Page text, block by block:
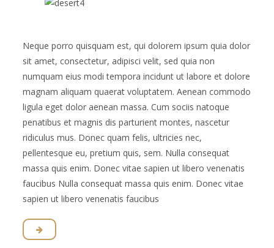
Neque porro quisquam est, qui dolorem ipsum quia dolor
sit amet, consectetur, adipisci velit, sed quia non
numquam eius modi tempora incidunt ut labore et dolore
magnam aliquam quaerat voluptatem. Aenean commodo
ligula eget dolor aenean massa. Cum sociis natoque
penatibus et magnis dis parturient montes, nascetur
ridiculus mus. Donec quam felis, ultricies nec,
pellentesque eu, pretium quis, sem. Nulla consequat
massa quis enim. Donec vitae sapien ut libero venenatis
faucibus Nulla consequat massa quis enim. Donec vitae
sapien ut libero venenatis faucibus